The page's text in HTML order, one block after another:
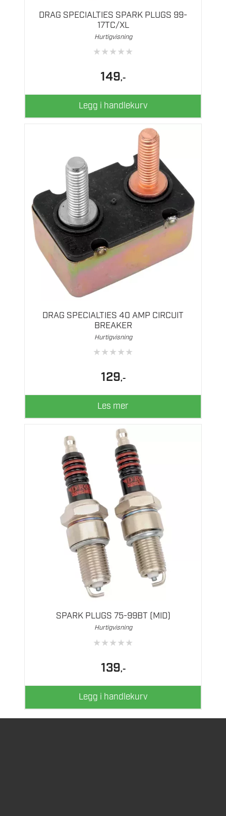
DRAG SPECIALTIES SPARK PLUGS 99-
17TC/XL
Hurtigvisning
★★★★★
149,-
Legg i handlekurv
DRAG SPECIALTIES 40 AMP CIRCUIT
BREAKER
Hurtigvisning
★★★★★
129,-
Les mer
SPARK PLUGS 75-99BT (MID)
Hurtigvisning
★★★★★
139,-
Legg i handlekurv